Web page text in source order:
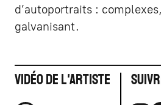
d’autoportraits :
galvanisant.
Vidéo de l'artiste